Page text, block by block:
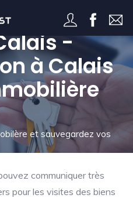
-
-
à Calais
et sauvegardez vos
communiquer très
pour les visites des biens